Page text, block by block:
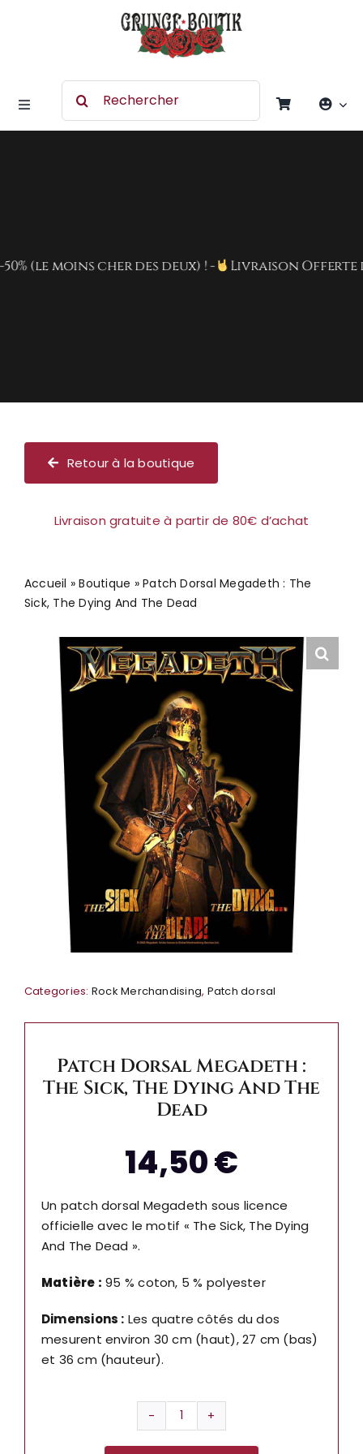
Toggle
Navigation
Vêtement
Search
moins cher des deux) ! - Livraison Offerte dès
Retour à la boutique
Livraison gratuite à partir de 80€ d’achat
Accueil »Boutique »Patch Dorsal Megadeth : The
Sick, The Dying And The Dead
Categories: Rock Merchandising, Patch dorsal
Patch Dorsal Megadeth :
The Sick, The Dying And The
Dead
14,50€
Un patch dorsal Megadeth sous licence
officielle avec le motif « The Sick, The Dying
And The Dead ».
Matière : 95 % coton, 5 % polyester
Dimensions : Les quatre côtés du dos
mesurent environ 30 cm (haut), 27 cm (bas)
et 36 cm (hauteur).
quantité
de